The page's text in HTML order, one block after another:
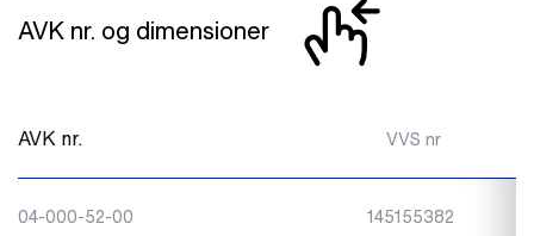
AVK nr. og dimensioner
AVK nr. VVS nr
04-000-52-00 145155382